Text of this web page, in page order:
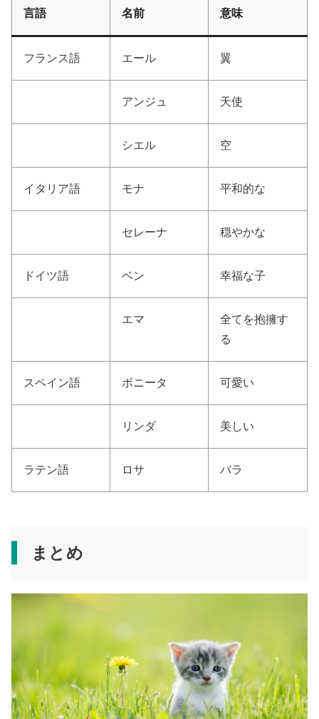
言語 名前 意味
フランス語 エール 翼
アンジュ 天使
シエル 空
イタリア語 モナ 平和的な
セレーナ 穏やかな
ドイツ語 ベン 幸福な子
エマ
全てを抱擁す
る
スペイン語 ボニータ 可愛い
リンダ 美しい
ラテン語 ロサ バラ
まとめ